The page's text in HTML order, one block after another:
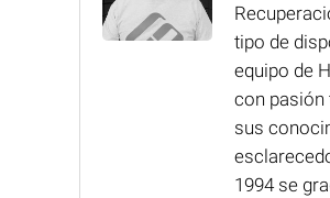
tipo de
equipo de
con pasión
sus
1994 se